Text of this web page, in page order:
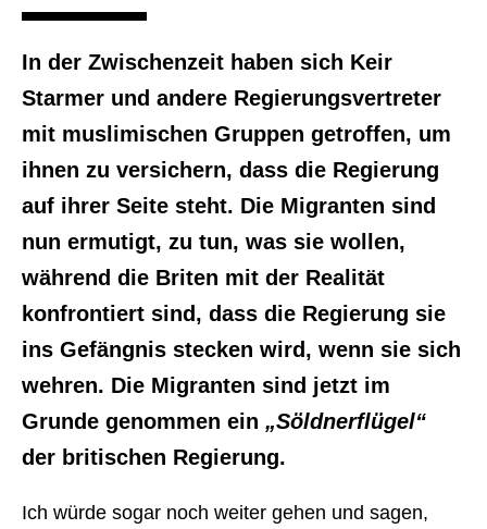
In der Zwischenzeit haben sich Keir
Starmer und andere Regierungsvertreter
mit muslimischen Gruppen getroffen, um
ihnen zu versichern, dass die Regierung
auf ihrer Seite steht. Die Migranten sind
nun ermutigt, zu tun, was sie wollen,
während die Briten mit der Realität
konfrontiert sind, dass die Regierung sie
ins Gefängnis stecken wird, wenn sie sich
wehren. Die Migranten sind jetzt im
Grunde genommen ein „Söldnerflügel“
der britischen Regierung.
Ich würde sogar noch weiter gehen und sagen,